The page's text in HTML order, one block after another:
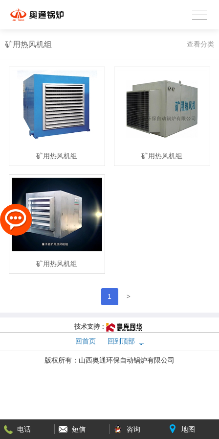
矿用热风机组 查看分类
矿用热风机组 矿用热风机组
矿用热风机组
1 >
电话 短信 咨询 地图
技术支持：
回首页 回到顶部
版权所有： 山西奥通环保自动锅炉有限公司